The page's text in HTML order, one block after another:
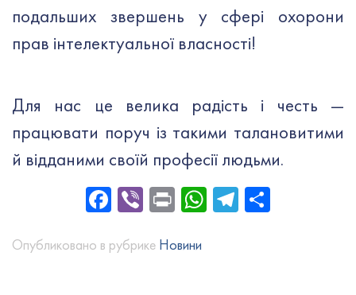
подальших звершень у сфері охорони
прав інтелектуальної власності!
Для нас це велика радість і честь —
працювати поруч із такими талановитими
й відданими своїй професії людьми.
Facebook
ViberPrint WhatsApp
Telegram
Опубликовано в рубрике Новини